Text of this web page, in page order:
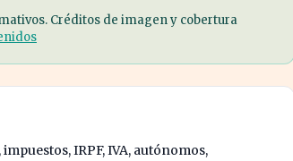
Créditos de imagen y cobertura
IRPF, IVA, autónomos,